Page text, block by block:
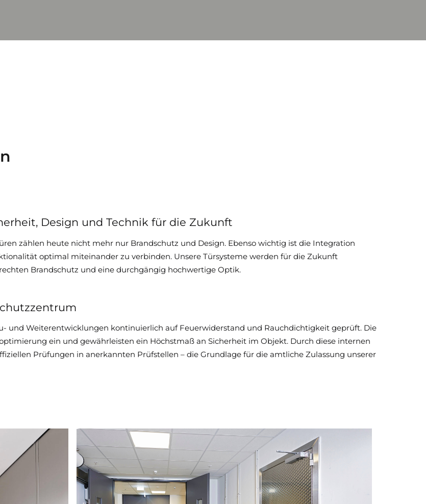
Design und Technik für die Zukunft
zählen heute nicht mehr nur Brandschutz und Design. Ebenso wichtig ist die Integration
optimal miteinander zu verbinden. Unsere Türsysteme werden für die Zukunft
Brandschutz und eine durchgängig hochwertige Optik.
und Weiterentwicklungen kontinuierlich auf Feuerwiderstand und Rauchdichtigkeit geprüft. Die
ein und gewährleisten ein Höchstmaß an Sicherheit im Objekt. Durch diese internen
Prüfungen in anerkannten Prüfstellen – die Grundlage für die amtliche Zulassung unserer